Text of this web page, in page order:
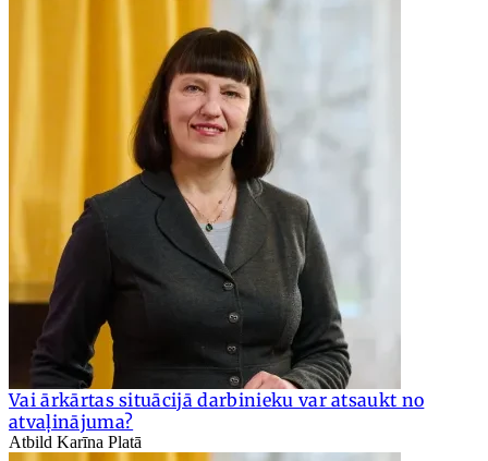
Vai ārkārtas situācijā darbinieku var atsaukt no
atvaļinājuma?
Atbild Karīna Platā